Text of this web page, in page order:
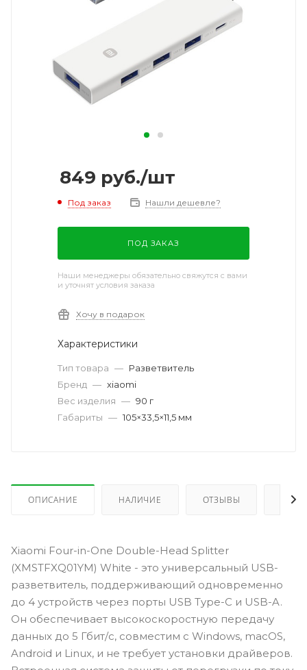
849 руб./шт
Под заказ Нашли дешевле?
ПОД ЗАКАЗ
Наши менеджеры обязательно свяжутся с вами
и уточнят условия заказа
Хочу в подарок
Характеристики
Тип товара — Разветвитель
Бренд — xiaomi
Вес изделия — 90 г
Габариты — 105×33,5×11,5 мм
ОПИСАНИЕ НАЛИЧИЕ ОТЗЫВЫ КАК
Xiaomi Four-in-One Double-Head Splitter
(XMSTFXQ01YM) White - это универсальный USB-
разветвитель, поддерживающий одновременно
до 4 устройств через порты USB Type-C и USB-A.
Он обеспечивает высокоскоростную передачу
данных до 5 Гбит/с, совместим с Windows, macOS,
Android и Linux, и не требует установки драйверов.